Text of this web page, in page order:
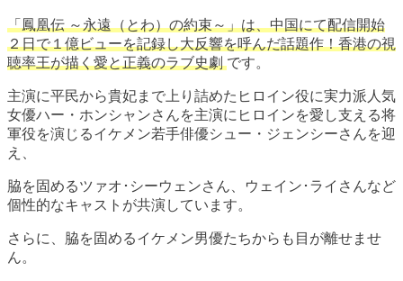
「鳳凰伝 ～永遠（とわ）の約束～」は、中国にて配信開始
２日で１億ビューを記録し大反響を呼んだ話題作！香港の視
聴率王が描く愛と正義のラブ史劇です。
主演に平民から貴妃まで上り詰めたヒロイン役に実力派人気
女優ハー・ホンシャンさんを主演にヒロインを愛し支える将
軍役を演じるイケメン若手俳優シュー・ジェンシーさんを迎
え、
脇を固めるツァオ･シーウェンさん、ウェイン･ライさんなど
個性的なキャストが共演しています。
さらに、脇を固めるイケメン男優たちからも目が離せませ
ん。